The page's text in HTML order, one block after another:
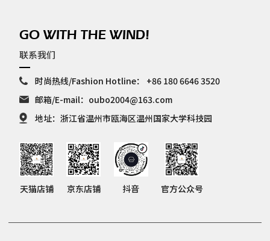
GO WITH THE WIND!
联系我们
时尚热线/Fashion Hotline：
+86 180 6646 3520
邮箱/E-mail： oubo2004@163.com
地址：浙江省温州市瓯海区温州国家大学科技园
天猫店铺 京东店铺 抖音 官方公众号